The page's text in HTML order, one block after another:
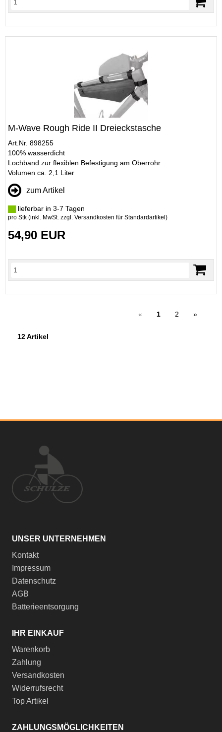
M-Wave Rough Ride II Dreieckstasche
Art.Nr. 898255
100% wasserdicht
Lochband zur flexiblen Befestigung am Oberrohr
Volumen ca. 2,1 Liter
zum Artikel
lieferbar in 3-7 Tagen
pro Stk (inkl. MwSt. zzgl. Versandkosten für Standardartikel )
54,90 EUR
« 1 2 »
12 Artikel
UNSER UNTERNEHMEN
Kontakt
Impressum
Datenschutz
AGB
Batterieentsorgung
IHR EINKAUF
Warenkorb
Zahlung
Versandkosten
Widerrufsrecht
Top Artikel
ZAHLUNGSMÖGLICHKEITEN